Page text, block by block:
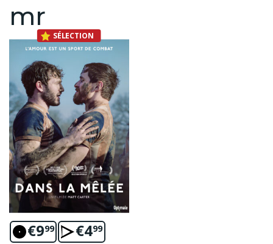
mr
SÉLECTION
€999 €499